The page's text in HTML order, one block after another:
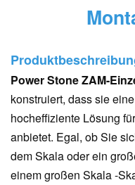
Power StoneZAM-
konstruiert, dass sie
hocheffiziente Lösung
anbietet. Egal, ob Sie
dem Skala oder ein
einem großen Skala -